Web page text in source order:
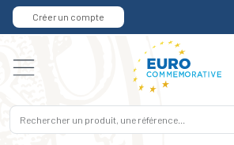
Créer un compte